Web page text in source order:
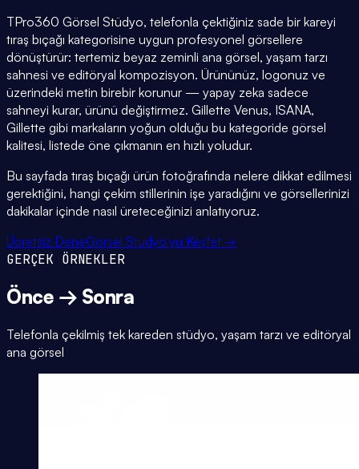
TPro360 Görsel Stüdyo, telefonla çektiğiniz sade bir kareyi
tıraş bıçağı kategorisine uygun profesyonel görsellere
dönüştürür: tertemiz beyaz zeminli ana görsel, yaşam tarzı
sahnesi ve editöryal kompozisyon. Ürününüz, logonuz ve
üzerindeki metin birebir korunur — yapay zeka sadece
sahneyi kurar, ürünü değiştirmez. Gillette Venus, ISANA,
Gillette gibi markaların yoğun olduğu bu kategoride görsel
kalitesi, listede öne çıkmanın en hızlı yoludur.
Bu sayfada tıraş bıçağı ürün fotoğrafında nelere dikkat edilmesi
gerektiğini, hangi çekim stillerinin işe yaradığını ve görsellerinizi
dakikalar içinde nasıl üreteceğinizi anlatıyoruz.
Ücretsiz DeneGörsel Stüdyo'yu Keşfet →
GERÇEK ÖRNEKLER
Önce → Sonra
Telefonla çekilmiş tek kareden stüdyo, yaşam tarzı ve editöryal
ana görsel